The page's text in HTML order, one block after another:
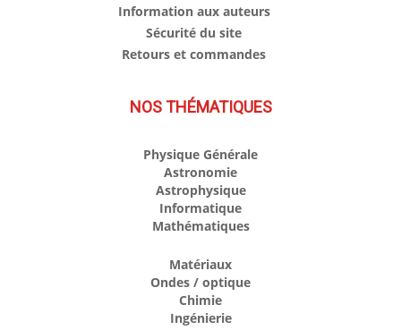
Information aux auteurs
Sécurité du site
Retours et commandes
NOS THÉMATIQUES
Physique Générale
Astronomie
Astrophysique
Informatique
Mathématiques
Matériaux
Ondes / optique
Chimie
Ingénierie